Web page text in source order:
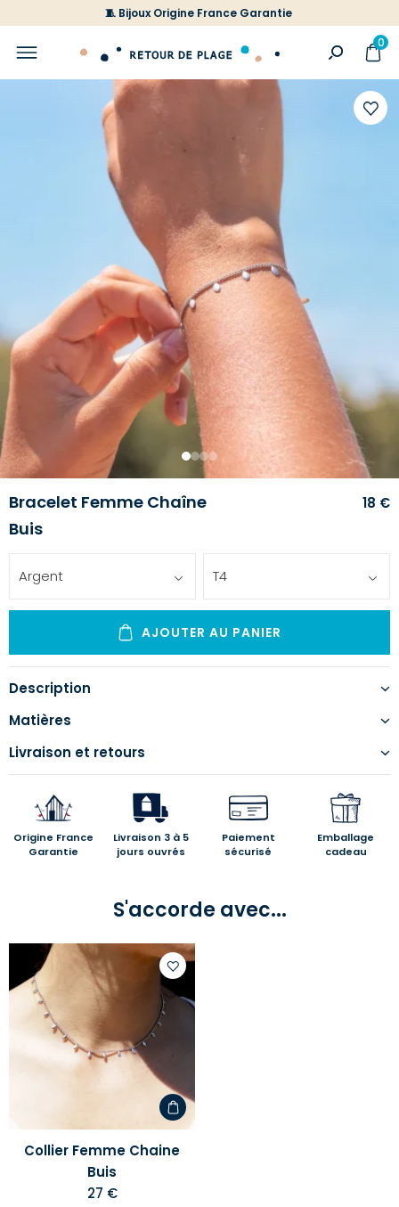
🧵 Bijoux Origine France Garantie
0
1 234
Bracelet Femme Chaîne
Buis
18 €
Argent T4
AJOUTER AU PANIER
Description
Matières
Livraison et retours
Origine France
Garantie
Livraison 3 à 5
jours ouvrés
Paiement
sécurisé
Emballage
cadeau
S'accorde avec...
Ajouter
à
d'envies
Collier Femme Chaine
Buis
27 €